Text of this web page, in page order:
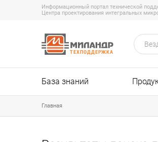
Информационный портал технической
Центра проектирования интегральных
ТЕХПОДДЕРЖКА
База знаний
Главная